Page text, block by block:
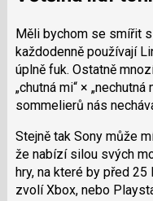
Měli bychom se smířit
každodenně používají
úplně fuk. Ostatně
„chutná mi“ ×
sommelierů nás
Stejně tak Sony může
že nabízí silou svých
hry, na které by před
zvolí Xbox, nebo